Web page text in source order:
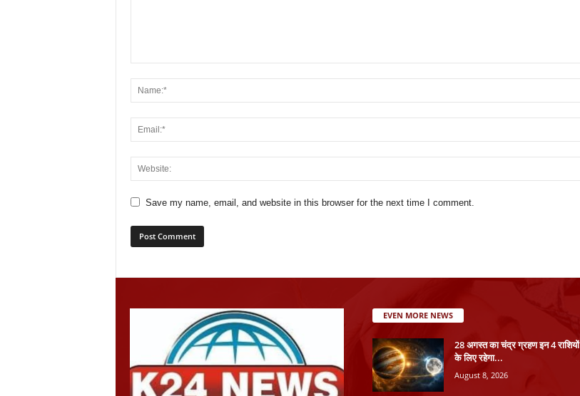
Save my name, email, and website in this browser for the next time I comment.
EVEN MORE NEWS
28 अगस्त का चंद्र ग्रहण इन 4 राशियों
के लिए रहेगा...
August 8, 2026